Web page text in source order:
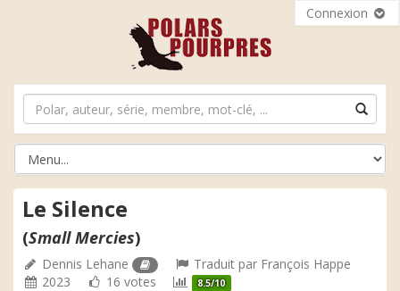
Connexion
Le Silence
(Small Mercies)
Dennis Lehane Traduit par François Happe
2023
16 votes 8.5/10